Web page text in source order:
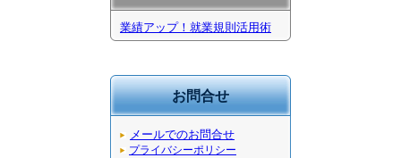
業績アップ！就業規則活用術
お問合せ
メールでのお問合せ
プライバシーポリシー